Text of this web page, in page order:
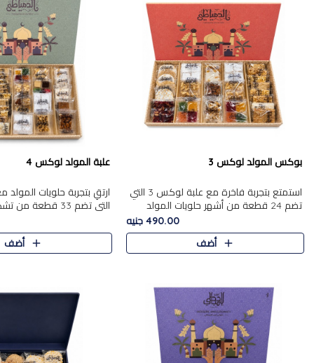
بوكس المولد لوكس 3
استمتع بتجربة فاخرة مع علبة لوكس 3 التي
تضم 24 قطعة من أشهر حلويات المولد
الشرقية المختارة بعناية. تحتوي التشكيلة على
الجزرية بالفول، والملب..
490.00 جنيه
أضف
علبة المولد لوكس 4
التي تضم 33 قطعة
ومتنوعة من أشهر
العلبة على الجزرية بالفول،..
أضف